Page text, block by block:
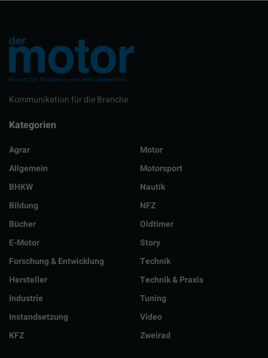
Kommunikation für die Branche
Kategorien
Agrar
Allgemein
BHKW
Bildung
Bücher
E-Motor
Forschung & Entwicklung
Hersteller
Industrie
Instandsetzung
KFZ
Motor
Motorsport
Nautik
NFZ
Oldtimer
Story
Technik
Technik & Praxis
Tuning
Video
Zweirad